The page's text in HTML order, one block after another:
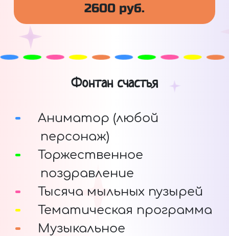
2600 руб.
Фонтан счастья
Аниматор (любой
персонаж)
Торжественное
поздравление
Тысяча мыльных пузырей
Тематическая программа
Музыкальное